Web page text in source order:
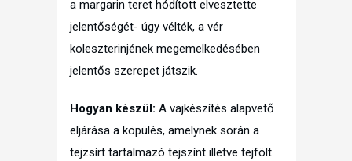
a margarin teret hódított elvesztette
jelentőségét- úgy vélték, a vér
koleszterinjének megemelkedésében
jelentős szerepet játszik.
Hogyan készül: A vajkészítés alapvető
eljárása a köpülés, amelynek során a
tejzsírt tartalmazó tejszínt illetve tejfölt